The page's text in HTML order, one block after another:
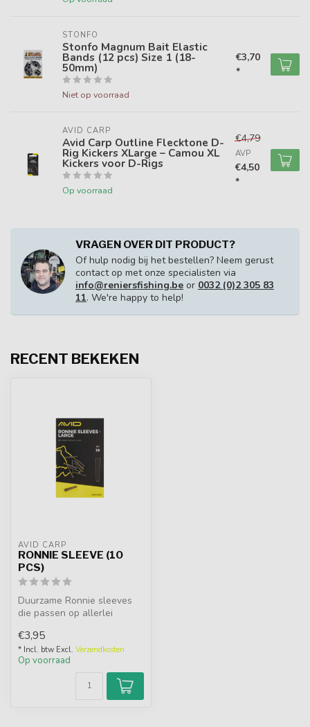
STONFO
Stonfo Magnum Bait Elastic
Bands (12 pcs) Size 1 (18-
50mm)
Niet op voorraad
€3,70
*
AVID CARP
Avid Carp Outline Flecktone D-
Rig Kickers XLarge – Camou XL
Kickers voor D-Rigs
Op voorraad
€4,79
AVP
€4,50
*
VRAGEN OVER DIT PRODUCT?
Of hulp nodig bij het bestellen? Neem gerust
contact op met onze specialisten via
info@reniersfishing.be or 0032 (0)2 305 83
11. We're happy to help!
RECENT BEKEKEN
AVID CARP
RONNIE SLEEVE (10
PCS)
Duurzame Ronnie sleeves
die passen op allerlei
herbruikbaar...
€3,95
* Incl. btw Excl. Verzendkosten
Op voorraad